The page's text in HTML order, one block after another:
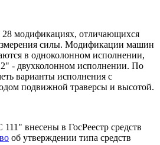
модификациях, отличающихся
силы. Модификации машин
в одноколонном исполнении,
- двухколонном исполнении. По
варианты исполнения с
подвижной траверсы и высотой.
внесены в ГосРеестр средств
об утверждении типа средств